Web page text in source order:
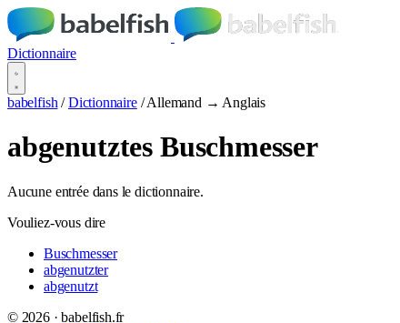
Dictionnaire
babelfish / Dictionnaire / Allemand → Anglais
abgenutztes Buschmesser
Aucune entrée dans le dictionnaire.
Vouliez-vous dire
Buschmesser
abgenutzter
abgenutzt
© 2026 · babelfish.fr